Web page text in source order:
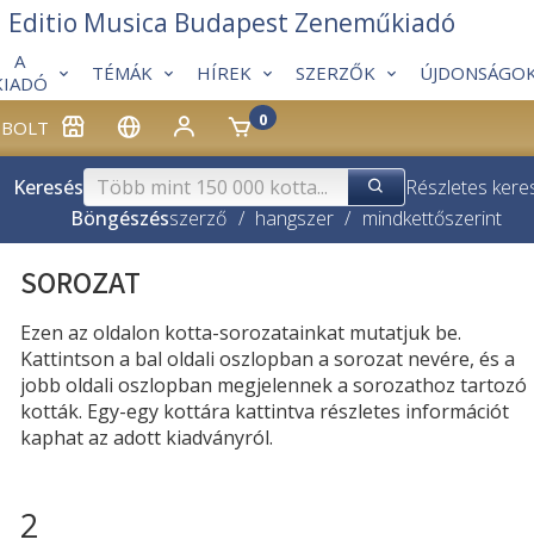
BOLT 0
A
TÉMÁK HÍREK SZERZŐK
Editio Musica Budapest Zeneműkiadó
Keresés
Részletes
Böngészésszerző / hangszer / mindkettőszerint
SOROZAT
Ezen az oldalon kotta-sorozatainkat mutatjuk be.
Kattintson a bal oldali oszlopban a sorozat nevére, és a
jobb oldali oszlopban megjelennek a sorozathoz tartozó
kották. Egy-egy kottára kattintva részletes információt
kaphat az adott kiadványról.
2